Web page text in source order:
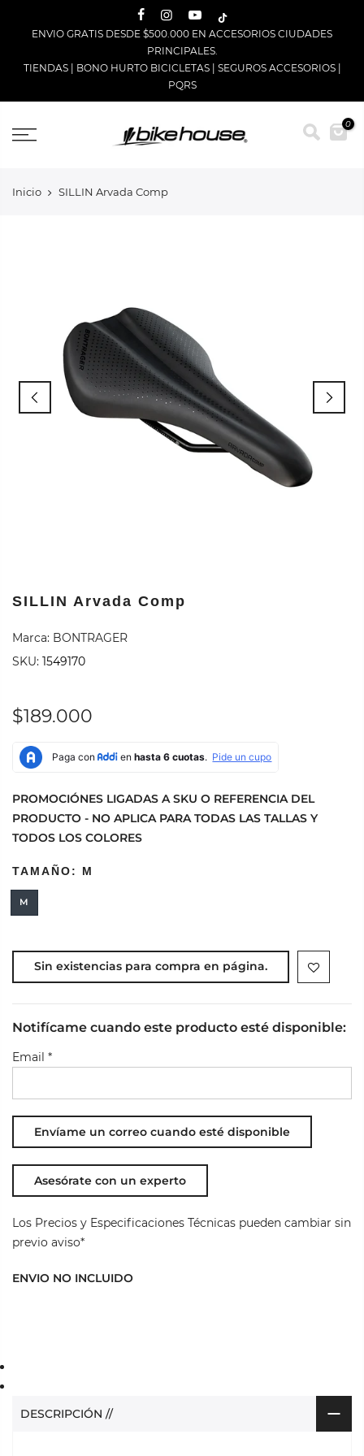
ENVIO GRATIS DESDE $500.000 EN ACCESORIOS CIUDADES
PRINCIPALES.
TIENDAS| BONO HURTO BICICLETAS SEGUROS ACCESORIOS
PQRS
0
Inicio SILLIN Arvada Comp
SILLIN Arvada Comp
Marca: BONTRAGER
SKU: 1549170
$189.000
PROMOCIÓNES LIGADAS A SKU O REFERENCIA DEL
PRODUCTO - NO APLICA PARA TODAS LAS TALLAS Y
TODOS LOS COLORES
TAMAÑO: M
M
Sin existencias para compra en página.
Notifícame cuando este producto esté disponible:
Email *
Asesórate con un experto
Los Precios y Especificaciones Técnicas pueden cambiar sin
previo aviso*
ENVIO NO INCLUIDO
DESCRIPCIÓN //